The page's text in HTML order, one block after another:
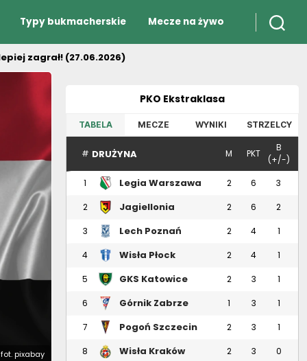
Typy bukmacherskie Mecze na żywo
zagrał! (27.06.2026)
fot. pixabay
PKO Ekstraklasa
TABELA MECZE WYNIKI STRZELCY
# DRUŻYNA M PKT
B
(+/-)
1
Legia Warszawa 2 6 3
2
Jagiellonia
2 6 2
3 Lech Poznań 2 4 1
4 Wisła Płock 2 4 1
5 GKS Katowice 2 3 1
6 Górnik Zabrze 1 3 1
7 Pogoń Szczecin 2 3 1
8 Wisła Kraków 2 3 0